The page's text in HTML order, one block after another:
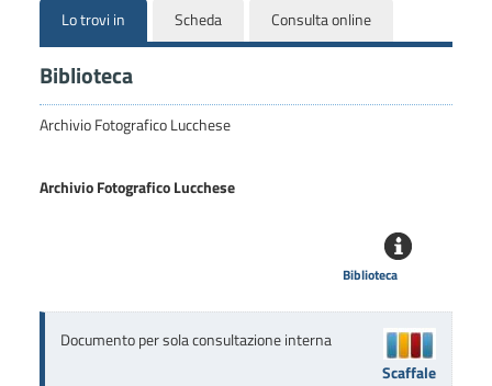
Lo trovi in Scheda Consulta online
Biblioteca
Archivio Fotografico Lucchese
Archivio Fotografico Lucchese
Biblioteca
Documento per sola consultazione interna
Scaffale